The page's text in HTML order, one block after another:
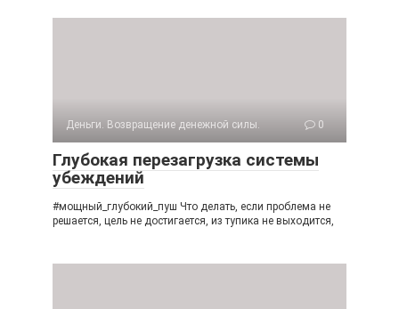
Деньги. Возвращение денежной силы. 0
Глубокая перезагрузка системы
убеждений
#мощный_глубокий_пуш Что делать, если проблема не
решается, цель не достигается, из тупика не выходится,